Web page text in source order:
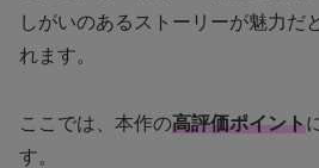
しがいのあるストーリーが魅力だ
れます。
ここでは、本作の高評価ポイント
す。